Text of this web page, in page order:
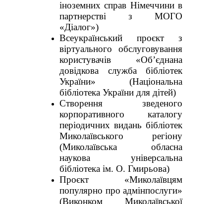
іноземних справ Німеччини в
партнерстві з МОГО
«Діалог»)
Всеукраїнський проєкт з
віртуального обслуговування
користувачів «Об’єднана
довідкова служба бібліотек
України» (Національна
бібліотека України для дітей)
Створення зведеного
корпоративного каталогу
періодичних видань бібліотек
Миколаївського регіону
(Миколаївська обласна
наукова універсальна
бібліотека ім. О. Гмирьова)
Проєкт «Миколаївцям
популярно про адмінпослуги»
(Виконком Миколаївської